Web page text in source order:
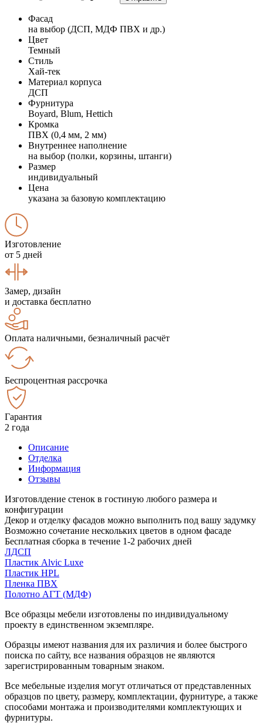
Фасад
на выбор (ДСП, МДФ ПВХ и др.)
Цвет
Темный
Стиль
Хай-тек
Материал корпуса
ДСП
Фурнитура
Boyard, Blum, Hettich
Кромка
ПВХ (0,4 мм, 2 мм)
Внутреннее наполнение
на выбор (полки, корзины, штанги)
Размер
индивидуальный
Цена
указана за базовую комплектацию
Изготовление
от 5 дней
Замер, дизайн
и доставка бесплатно
Оплата наличными, безналичный расчёт
Беспроцентная рассрочка
Гарантия
2 года
Описание
Отделка
Информация
Отзывы
Изготовлдение стенок в гостиную любого размера и
конфигурации
Декор и отделку фасадов можно выполнить под вашу задумку
Возможно сочетание нескольких цветов в одном фасаде
Бесплатная сборка в течение 1-2 рабочих дней
ЛДСП
Пластик Alvic Luxe
Пластик HPL
Пленка ПВХ
Полотно АГТ (МДФ)
Все образцы мебели изготовлены по индивидуальному
проекту в единственном экземпляре.
Образцы имеют названия для их различия и более быстрого
поиска по сайту, все названия образцов не являются
зарегистрированным товарным знаком.
Все мебельные изделия могут отличаться от представленных
образцов по цвету, размеру, комплектации, фурнитуре, а также
способами монтажа и производителями комплектующих и
фурнитуры.